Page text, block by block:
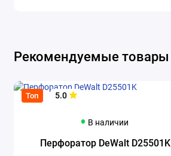
Рекомендуемые товары
Топ 5.0
В наличии
Перфоратор DeWalt D25501K